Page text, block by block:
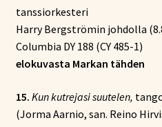
tanssiorkesteri
Harry Bergströmin johdolla
Columbia DY 188 (CY 485-1)
elokuvasta Markan tähden
15. Kun kutrejasi suutelen,
(Jorma Aarnio, san. Reino